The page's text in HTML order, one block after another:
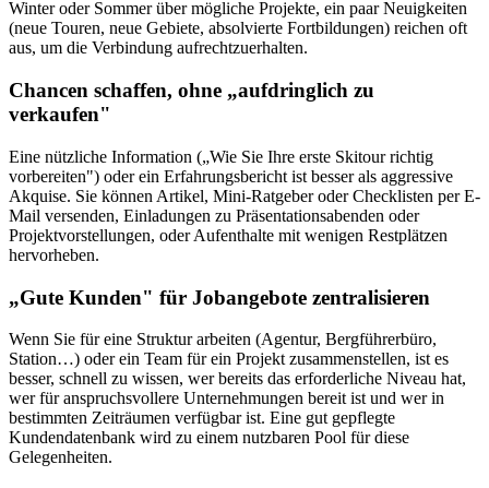
Winter oder Sommer über mögliche Projekte, ein paar Neuigkeiten
(neue Touren, neue Gebiete, absolvierte Fortbildungen) reichen oft
aus, um die Verbindung aufrechtzuerhalten.
Chancen schaffen, ohne „aufdringlich zu
verkaufen"
Eine nützliche Information („Wie Sie Ihre erste Skitour richtig
vorbereiten") oder ein Erfahrungsbericht ist besser als aggressive
Akquise. Sie können Artikel, Mini-Ratgeber oder Checklisten per E-
Mail versenden, Einladungen zu Präsentationsabenden oder
Projektvorstellungen, oder Aufenthalte mit wenigen Restplätzen
hervorheben.
„Gute Kunden" für Jobangebote zentralisieren
Wenn Sie für eine Struktur arbeiten (Agentur, Bergführerbüro,
Station…) oder ein Team für ein Projekt zusammenstellen, ist es
besser, schnell zu wissen, wer bereits das erforderliche Niveau hat,
wer für anspruchsvollere Unternehmungen bereit ist und wer in
bestimmten Zeiträumen verfügbar ist. Eine gut gepflegte
Kundendatenbank wird zu einem nutzbaren Pool für diese
Gelegenheiten.